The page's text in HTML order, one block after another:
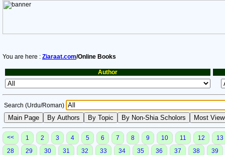
You are here : Ziaraat.com/Online Books
Author
Search (Urdu/Roman)
<< 1 2 3 4 5 6 7 8 9 10 11 12
13
28
29 30 31 32 33 34 35 36 37 38
39